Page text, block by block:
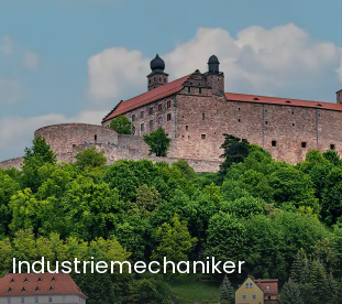
Industriemechaniker